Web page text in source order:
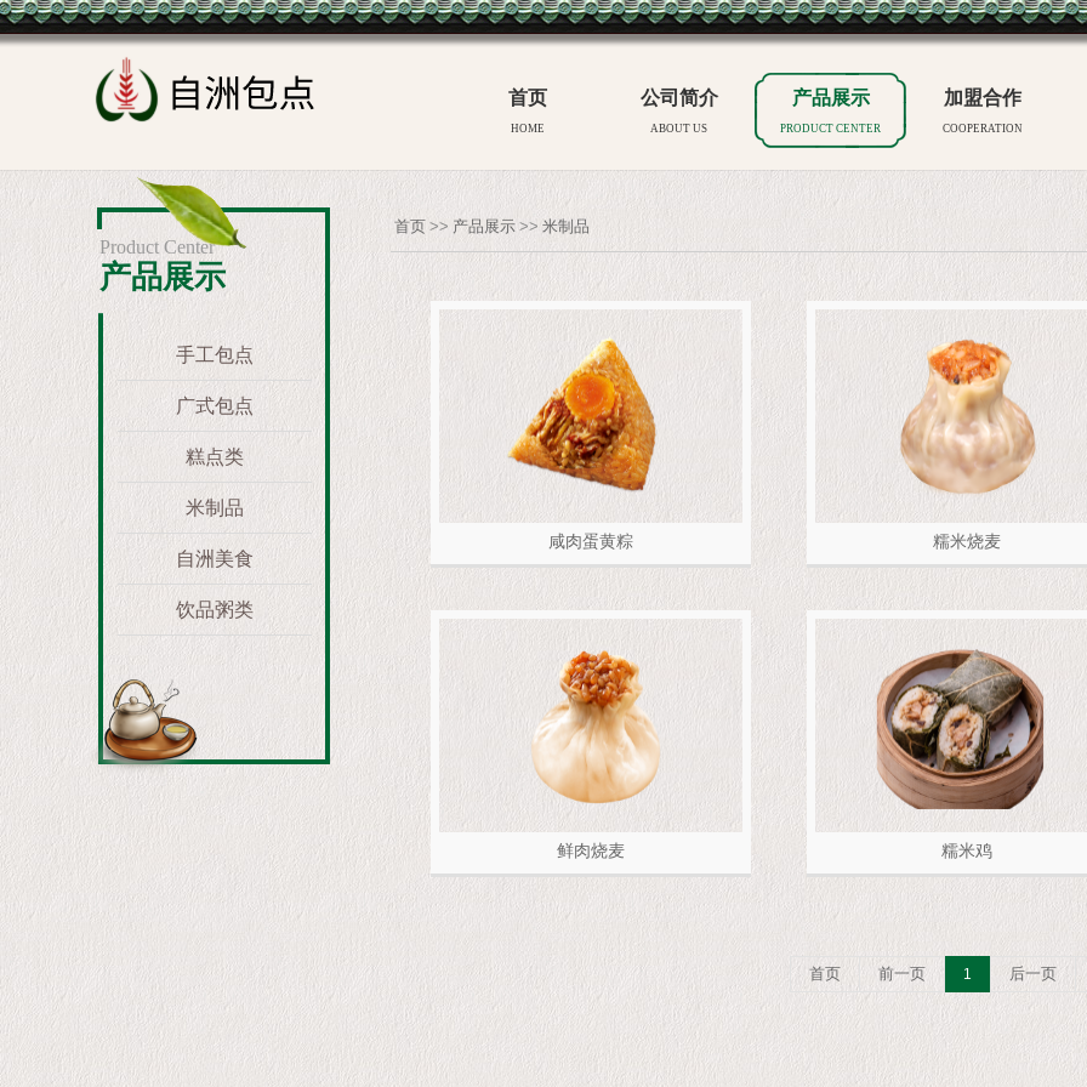
首页
HOME
公司简介
ABOUT US
产品展示
PRODUCT CENTER
加盟合作
COOPERATION
Product Center
产品展示
手工包点
广式包点
糕点类
米制品
自洲美食
饮品粥类
首页 >> 产品展示 >> 米制品
咸肉蛋黄粽 糯米烧麦
鲜肉烧麦 糯米鸡
首页 前一页 1 后一页